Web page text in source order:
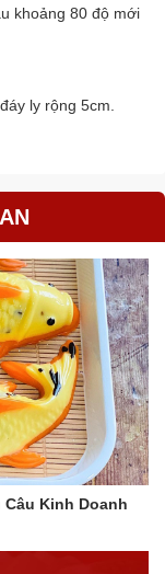
khoảng 80 độ mới
ly rộng 5cm.
Kinh Doanh